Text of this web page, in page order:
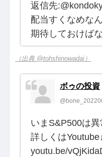
返信先
配当すくなめな
期待しておけば
（出典 @tohshinowadai）
ボゥの投資
いまS&P500は異
詳しくは
youtu.be/